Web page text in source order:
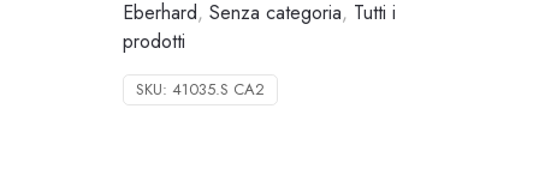
Eberhard,Senza categoria, Tutti i
prodotti
SKU:41035.S CA2